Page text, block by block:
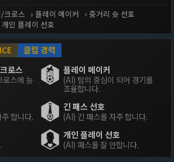
크로스 플레이 메이커
중거리 슛 선호
개인 플레이 선호
클럽 경력
로스
로스에 능
플레이 메이커
(AI) 팀의 중심이 되어 경기를
조율합니다.
합니다.
긴 패스 선호
(AI) 긴 패스를 자주 합니다.
개인 플레이 선호
(AI) 패스를 잘 안합니다.